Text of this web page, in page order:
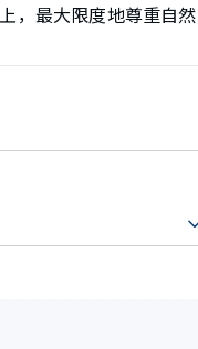
，最大限度地尊重自然